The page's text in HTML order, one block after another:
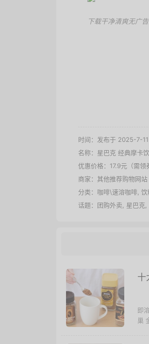
下载干净清爽无广
时间：发布于 2025-7-
名称： 星巴克 经典摩卡
优惠价格： 17.9元（需领
商家：其他推荐购物网
分类： 咖啡\速溶咖啡 饮
话题： 团购外卖 星巴克
十
即
巢